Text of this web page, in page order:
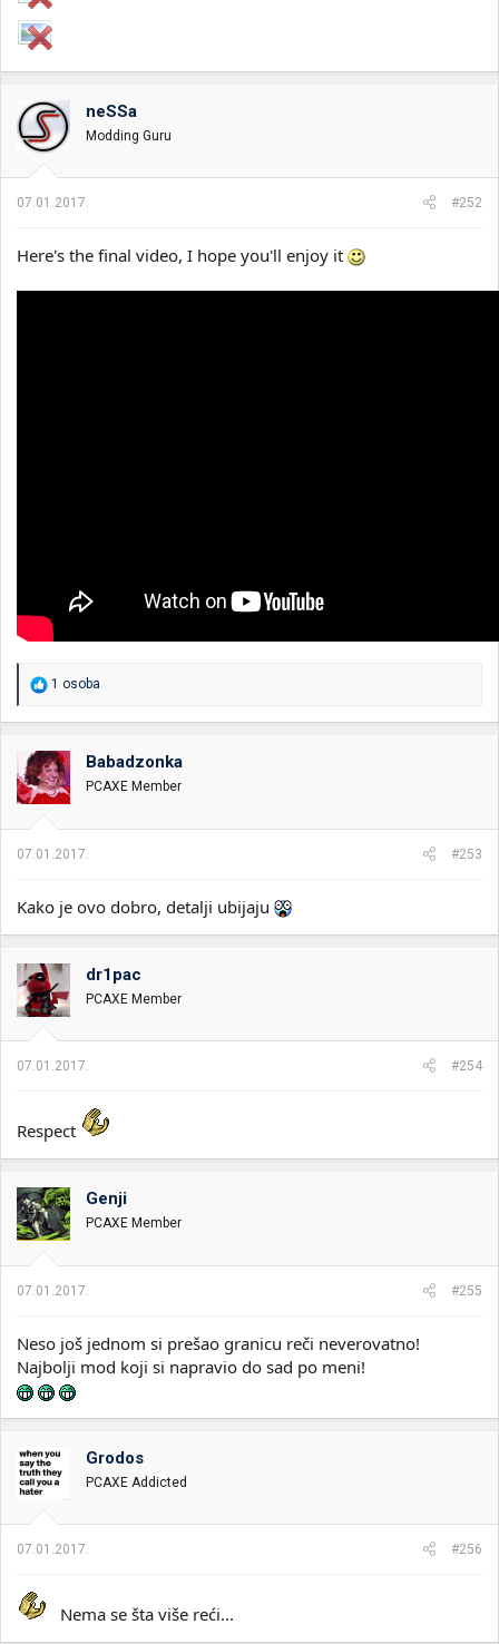
neSSa
Modding Guru
07.01.2017. #252
Here's the final video, I hope you'll enjoy it
R
a
o
v
a
n
:
1 osoba
Babadzonka
PCAXE Member
07.01.2017. #253
Kako je ovo dobro, detalji ubijaju
dr1pac
PCAXE Member
07.01.2017. #254
Respect
Genji
PCAXE Member
07.01.2017. #255
Neso još jednom si prešao granicu reči neverovatno!
Najbolji mod koji si napravio do sad po meni!
Grodos
PCAXE Addicted
07.01.2017. #256
Nema se šta više reći...